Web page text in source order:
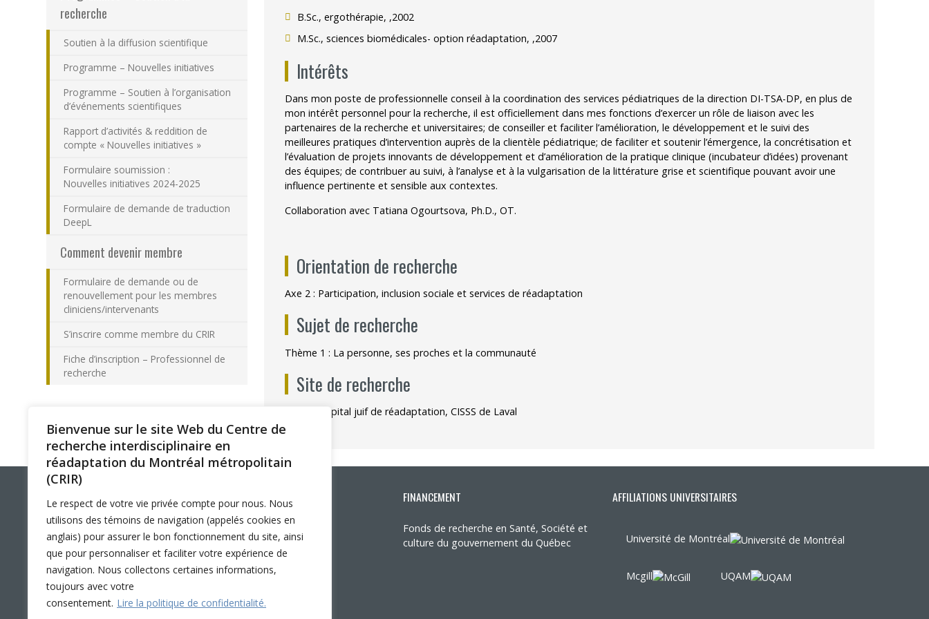
Bienvenue sur le site Web du Centre de
recherche interdisciplinaire en
réadaptation du Montréal métropolitain
(CRIR)
Le respect de votre vie privée compte pour nous. Nous
utilisons des témoins de navigation (appelés cookies en
anglais) pour assurer le bon fonctionnement du site, ainsi
que pour personnaliser et faciliter votre expérience de
navigation. Nous collectons certaines informations,
toujours avec votre
consentement. Lire la politique de confidentialité.
Outils
recherche
Soutien à la diffusion scientifique
Programme – Nouvelles initiatives
Programme – Soutien à l’organisation
d’événements scientifiques
Rapport d’activités & reddition de
compte « Nouvelles initiatives »
Formulaire soumission :
Nouvelles initiatives 2024-2025
Formulaire de demande de traduction
DeepL
Comment devenir membre
Formulaire de demande ou de
renouvellement pour les membres
cliniciens/intervenants
S’inscrire comme membre du CRIR
Fiche d’inscription – Professionnel de
recherche
B.Sc., ergothérapie, ,2002
M.Sc., sciences biomédicales- option réadaptation, ,2007
Intérêts
Dans mon poste de professionnelle conseil à la coordination des services pédiatriques de la direction DI-TSA-DP, en plus de
mon intérêt personnel pour la recherche, il est officiellement dans mes fonctions d’exercer un rôle de liaison avec les
partenaires de la recherche et universitaires; de conseiller et faciliter l’amélioration, le développement et le suivi des
meilleures pratiques d’intervention auprès de la clientèle pédiatrique; de faciliter et soutenir l’émergence, la concrétisation et
l’évaluation de projets innovants de développement et d’amélioration de la pratique clinique (incubateur d’idées) provenant
des équipes; de contribuer au suivi, à l’analyse et à la vulgarisation de la littérature grise et scientifique pouvant avoir une
influence pertinente et sensible aux contextes.
Collaboration avec Tatiana Ogourtsova, Ph.D., OT.
Orientation de recherche
Axe 2 : Participation, inclusion sociale et services de réadaptation
Sujet de recherche
Thème 1 : La personne, ses proches et la communauté
Site de recherche
CRIR – Hôpital juif de réadaptation, CISSS de Laval
NOUS JOINDRE
Stationnement
LinkedIn
YouTube
Twitter
Facebook
LIENS RAPIDES
Accessibilité
Participer à la recherche
Éthique
Foire aux questions
FINANCEMENT
Fonds de recherche en Santé, Société et
culture du gouvernement du Québec
AFFILIATIONS UNIVERSITAIRES
Université de Montréal
Mcgill UQAM